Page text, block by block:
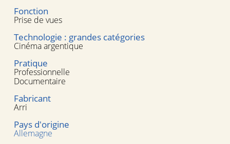
Fonction
Prise de vues
Technologie : grandes catégories
Cinéma argentique
Pratique
Professionnelle
Documentaire
Fabricant
Arri
Pays d'origine
Allemagne